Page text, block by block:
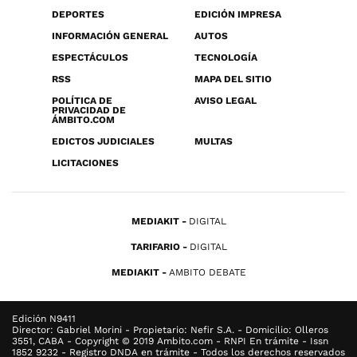
DEPORTES
EDICIÓN IMPRESA
INFORMACIÓN GENERAL
AUTOS
ESPECTÁCULOS
TECNOLOGÍA
RSS
MAPA DEL SITIO
POLÍTICA DE
PRIVACIDAD DE
ÁMBITO.COM
AVISO LEGAL
EDICTOS JUDICIALES
MULTAS
LICITACIONES
MEDIAKIT DIGITAL
TARIFARIO DIGITAL
MEDIAKIT AMBITO DEBATE
Edición N9411
Director: Gabriel Morini - Propietario: Nefir S.A. - Domicilio: Olleros
3551, CABA - Copyright © 2019 Ambito.com - RNPI En trámite - Issn
1852 9232 - Registro DNDA en trámite - Todos los derechos reservados